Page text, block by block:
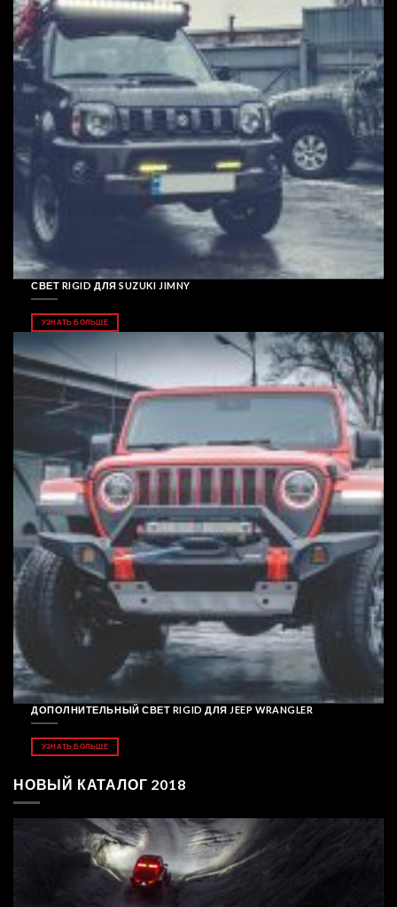
СВЕТ RIGID ДЛЯ SUZUKI JIMNY
УЗНАТЬ БОЛЬШЕ
ДОПОЛНИТЕЛЬНЫЙ СВЕТ RIGID ДЛЯ JEEP WRANGLER
УЗНАТЬ БОЛЬШЕ
НОВЫЙ КАТАЛОГ 2018